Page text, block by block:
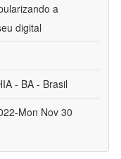
a
digital
- BA - Brasil
Mon Nov 30